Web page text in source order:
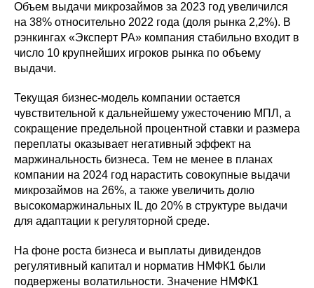
Объем выдачи микрозаймов за 2023 год увеличился
на 38% относительно 2022 года (доля рынка 2,2%). В
рэнкингах «Эксперт РА» компания стабильно входит в
число 10 крупнейших игроков рынка по объему
выдачи.
Текущая бизнес-модель компании остается
чувствительной к дальнейшему ужесточению МПЛ, а
сокращение предельной процентной ставки и размера
переплаты оказывает негативный эффект на
маржинальность бизнеса. Тем не менее в планах
компании на 2024 год нарастить совокупные выдачи
микрозаймов на 26%, а также увеличить долю
высокомаржинальных IL до 20% в структуре выдачи
для адаптации к регуляторной среде.
На фоне роста бизнеса и выплаты дивидендов
регулятивный капитал и норматив НМФК1 были
подвержены волатильности. Значение НМФК1